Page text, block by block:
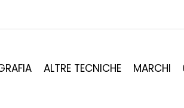
ALTRE TECNICHE MARCHI